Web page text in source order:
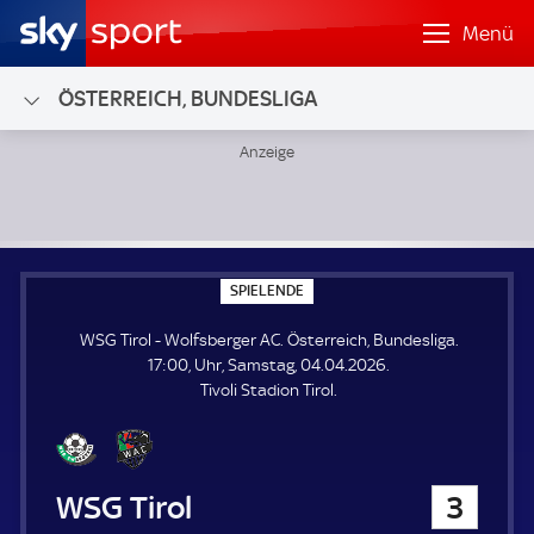
Menü
ÖSTERREICH, BUNDESLIGA
SPIELENDE
P
E
L
E
N
WSG Tirol - Wolfsberger AC. Österreich, Bundesliga.
17:00, Uhr, Samstag, 04.04.2026.
Tivoli Stadion Tirol.
WSG Tirol 3